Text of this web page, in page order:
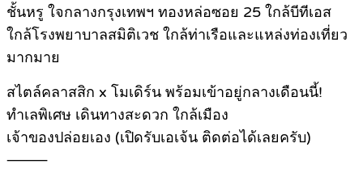
ชั้นหรู ใจกลางกรุงเทพฯ ทองหล่อซอย 25 ใกล้บีทีเอส
ใกล้โรงพยาบาลสมิติเวช ใกล้ท่าเรือและแหล่งท่องเที่ยว
มากมาย
สไตล์คลาสสิก x โมเดิร์น พร้อมเข้าอยู่กลางเดือนนี้!
ทำเลพิเศษ เดินทางสะดวก ใกล้เมือง
เจ้าของปล่อยเอง (เปิดรับเอเจ้น ติดต่อได้เลยครับ)
⸻